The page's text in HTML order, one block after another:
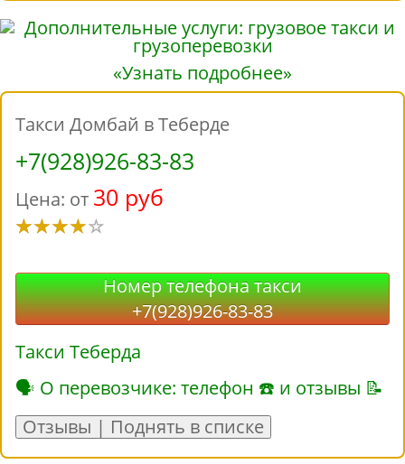
«Узнать подробнее»
Такси Домбай в Теберде
+7(928)926-83-83
Цена: от 30 руб
Номер телефона такси
+7(928)926-83-83
Такси Теберда
🗣 О перевозчике: телефон ☎ и отзывы 📝
Отзывы | Поднять в списке